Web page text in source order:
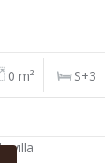
0 m² S+3